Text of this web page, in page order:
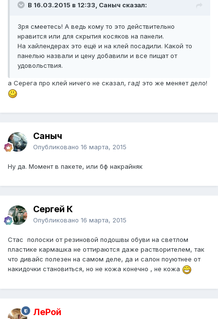
В 16.03.2015 в 12:33, Саныч сказал:
Зря смеетесь! А ведь кому то это действительно
нравится или для скрытия косяков на панели.
На хайлендерах это ещё и на клей посадили. Какой то
панелью назвали и цену добавили и все пищат от
удовольствия.
а Серега про клей ничего не сказал, гад! это же меняет дело!
Саныч
Опубликовано 16 марта, 2015
Ну да. Момент в пакете, или бф накрайняк
Сергей К
Опубликовано 16 марта, 2015
Стас полоски от резиновой подошвы обуви на светлом
пластике кармашка не оттираются даже растворителем, так
что дивайс полезен на самом деле, да и салон поуютнее от
накидочки становиться, но не кожа конечно , не кожа
ЛеРой